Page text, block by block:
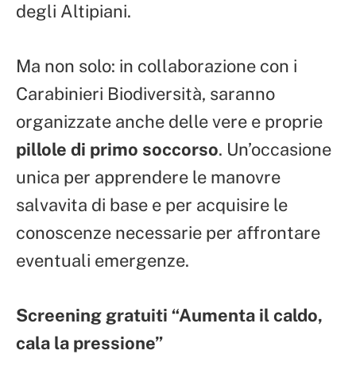
degli Altipiani.
Ma non solo: in collaborazione con i
Carabinieri Biodiversità, saranno
organizzate anche delle vere e proprie
pillole di primo soccorso. Un’occasione
unica per apprendere le manovre
salvavita di base e per acquisire le
conoscenze necessarie per affrontare
eventuali emergenze.
Screening gratuiti “Aumenta il caldo,
cala la pressione”